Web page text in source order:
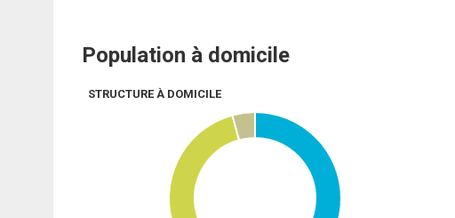
Population à domicile
STRUCTURE À DOMICILE